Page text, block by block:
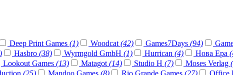
Deep Print Games (1) Woodcat (42) Games7Days (94)
Hasbro (38) Wyrmgold GmbH (1) Hurrican (4) Нова Ера
Lookout Games (13) Matagot (14) Studio H (7) Moses Verlag
(25) Mandoo Games (8) Rio Grande Games (27) Office